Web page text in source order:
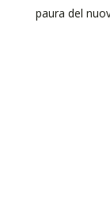
paura del